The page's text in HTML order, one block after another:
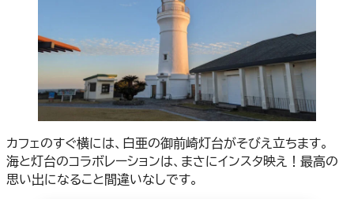
カフェのすぐ横には、白亜の御前崎灯台がそびえ立ちます。
海と灯台のコラボレーションは、まさにインスタ映え！最高の
思い出になること間違いなしです。